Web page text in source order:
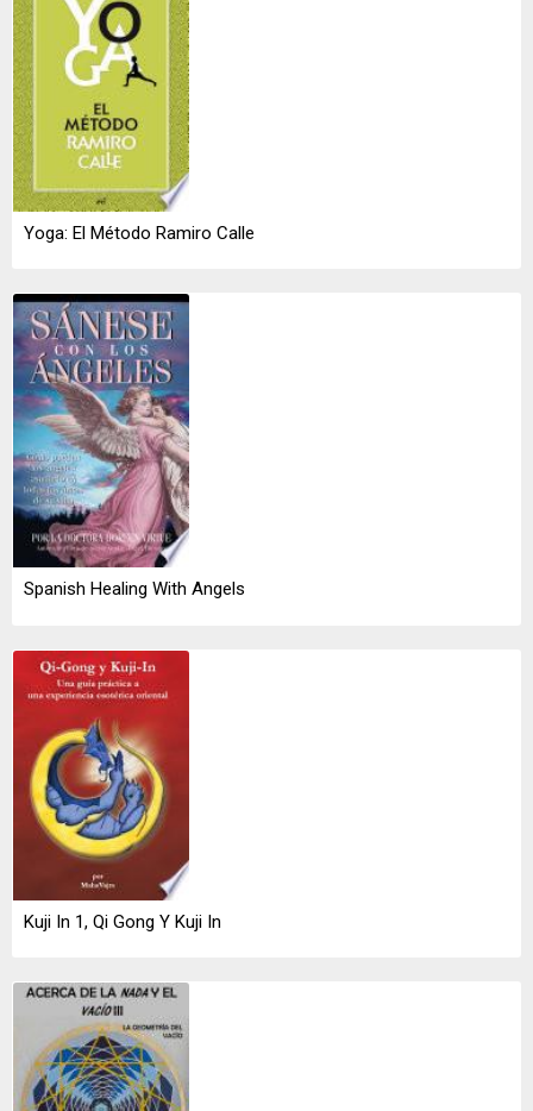
Yoga: El Método Ramiro Calle
Spanish Healing With Angels
Kuji In 1, Qi Gong Y Kuji In